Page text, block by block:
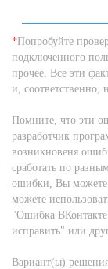
*Попробуйте
подключенного
прочее. Все эти
и, соответственно,
Помните, что эти
разработчик
возникновеня
сработать по
ошибки, Вы можете
можете
"Ошибка ВКонтакте
исправить" или
Вариант(ы)